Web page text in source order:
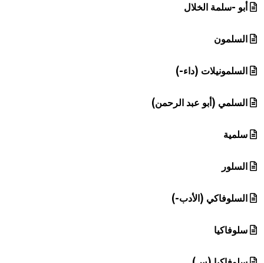
أبو -سلمة الخلال
السلمون
السلمونيلات (داء-)
السلمي (أبو عبد الرحمن)
سلمية
السلور
السلوفاكي (الأدب-)
سلوفاكيا